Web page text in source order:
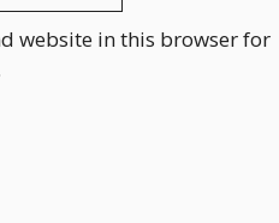
website in this browser for